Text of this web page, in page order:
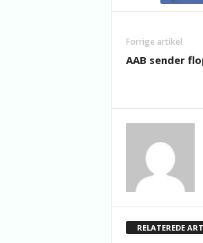
Forrige artikel
AAB sender
RELATEREDE